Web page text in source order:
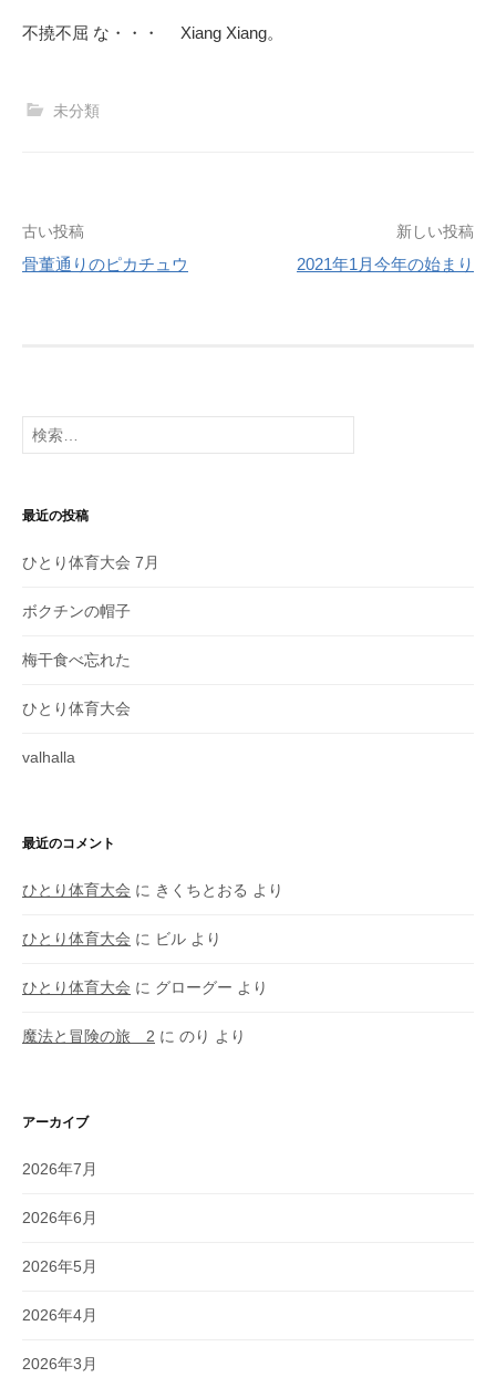
不撓不屈 な・・・ Xiang Xiang。
未分類
投
稿
ー
ョ
ン
古い投稿
骨董通りのピカチュウ
新しい投稿
2021年1月今年の始まり
検
索:
最近の投稿
ひとり体育大会 7月
ボクチンの帽子
梅干食べ忘れた
ひとり体育大会
valhalla
最近のコメント
ひとり体育大会 に きくちとおる より
ひとり体育大会 に ビル より
ひとり体育大会 に グローグー より
魔法と冒険の旅 2 に のり より
アーカイブ
2026年7月
2026年6月
2026年5月
2026年4月
2026年3月